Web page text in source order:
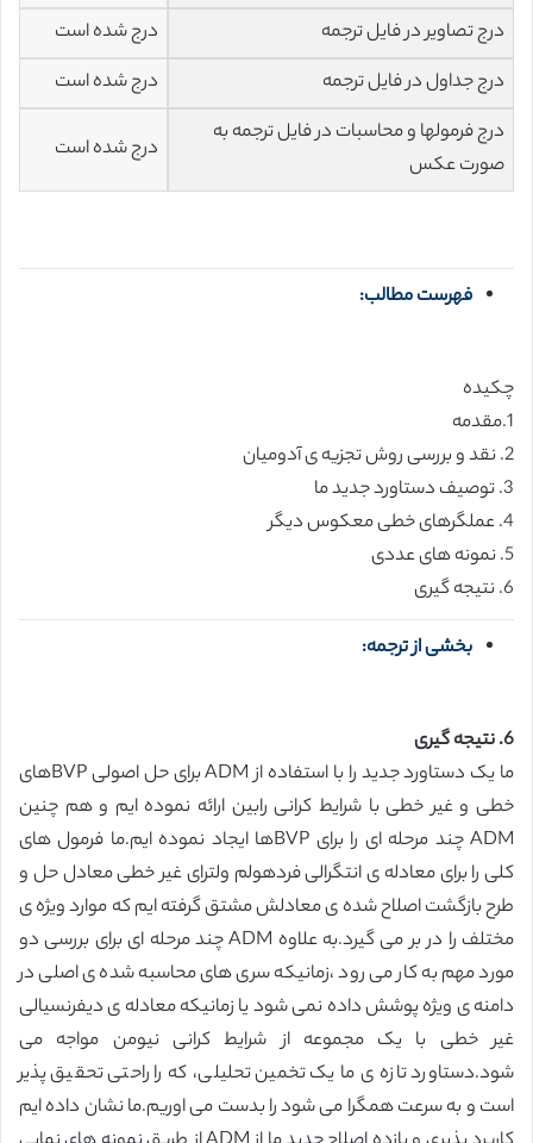
درج تصاویر در فایل ترجمه
درج شده است
درج جداول در فایل ترجمه
درج شده است
درج فرمولها و محاسبات در فایل ترجمه به
صورت عکس
درج شده است
فهرست مطالب:
چکیده
1.مقدمه
2. نقد و بررسی روش تجزیه ی آدومیان
3. توصیف دستاورد جدید ما
4. عملگرهای خطی معکوس دیگر
5. نمونه های عددی
6. نتیجه گیری
بخشی از ترجمه:
6. نتیجه گیری
ما یک دستاورد جدید را با استفاده از ADM برای حل اصولی BVPهای
خطی و غیر خطی با شرایط کرانی رابین ارائه نموده ایم و هم چنین
ADM چند مرحله ای را برای BVPها ایجاد نموده ایم.ما فرمول های
کلی را برای معادله ی انتگرالی فردهولم ولترای غیر خطی معادل حل و
طرح بازگشت اصلاح شده ی معادلش مشتق گرفته ایم که موارد ویژه ی
مختلف را در بر می گیرد.به علاوه ADM چند مرحله ای برای بررسی دو
مورد مهم به کار می رود ،زمانیکه سری های محاسبه شده ی اصلی در
دامنه ی ویژه پوشش داده نمی شود یا زمانیکه معادله ی دیفرنسیالی
غیر خطی با یک مجموعه از شرایط کرانی نیومن مواجه می
شود.دستاورد تازه ی ما یک تخمین تحلیلی، که را راحتی تحقیق پذیر
است و به سرعت همگرا می شود را بدست می اوریم.ما نشان داده ایم